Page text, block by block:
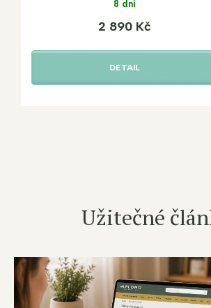
8 dní
2 890 Kč
DETAIL
Užitečné